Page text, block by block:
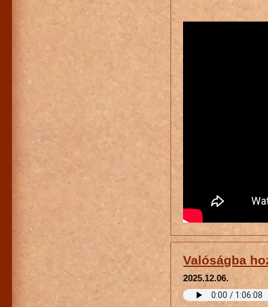
Valóságba
2025.12.06.